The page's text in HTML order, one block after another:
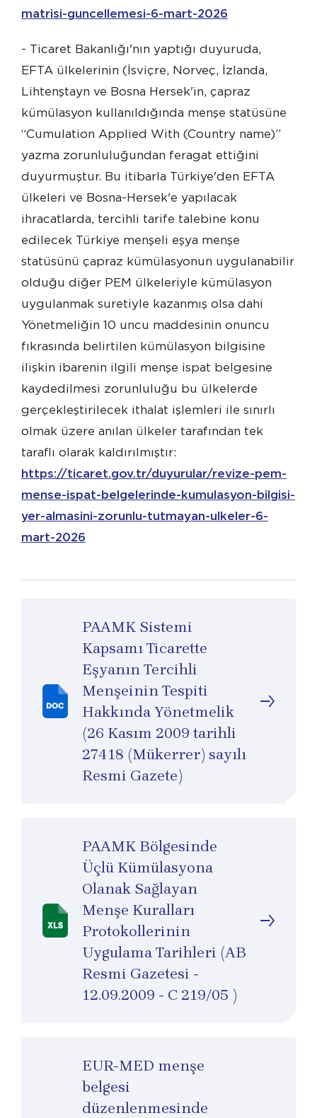
matrisi-guncellemesi-6-mart-2026
- Ticaret Bakanlığı'nın yaptığı duyuruda,
EFTA ülkelerinin (İsviçre, Norveç, İzlanda,
Lihtenştayn ve Bosna Hersek'in, çapraz
kümülasyon kullanıldığında menşe statüsüne
“Cumulation Applied With (Country name)”
yazma zorunluluğundan feragat ettiğini
duyurmuştur. Bu itibarla Türkiye'den EFTA
ülkeleri ve Bosna-Hersek'e yapılacak
ihracatlarda, tercihli tarife talebine konu
edilecek Türkiye menşeli eşya menşe
statüsünü çapraz kümülasyonun uygulanabilir
olduğu diğer PEM ülkeleriyle kümülasyon
uygulanmak suretiyle kazanmış olsa dahi
Yönetmeliğin 10 uncu maddesinin onuncu
fıkrasında belirtilen kümülasyon bilgisine
ilişkin ibarenin ilgili menşe ispat belgesine
kaydedilmesi zorunluluğu bu ülkelerde
gerçekleştirilecek ithalat işlemleri ile sınırlı
olmak üzere anılan ülkeler tarafından tek
taraflı olarak kaldırılmıştır:
https://ticaret.gov.tr/duyurular/revize-pem-
mense-ispat-belgelerinde-kumulasyon-bilgisi-
yer-almasini-zorunlu-tutmayan-ulkeler-6-
mart-2026
PAAMK Sistemi
Kapsamı Ticarette
Eşyanın Tercihli
Menşeinin Tespiti
Hakkında Yönetmelik
(26 Kasım 2009 tarihli
27418 (Mükerrer) sayılı
Resmi Gazete)
PAAMK Bölgesinde
Üçlü Kümülasyona
Olanak Sağlayan
Menşe Kuralları
Protokollerinin
Uygulama Tarihleri (AB
Resmi Gazetesi -
12.09.2009 - C 219/05 )
EUR-MED menşe
belgesi
düzenlenmesinde